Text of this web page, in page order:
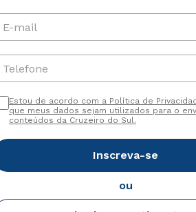
E-mail
Telefone
Estou de acordo com a Política de
que meus dados sejam utilizados para o
conteúdos da Cruzeiro do Sul.
Inscreva-se
ou